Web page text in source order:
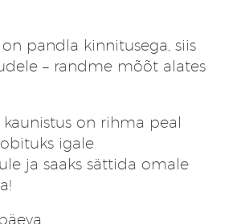
pandla kinnitusega, siis
– randme mõõt alates
on rihma peal
igale
ja saaks sättida omale